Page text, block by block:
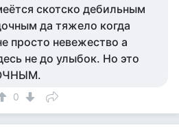
скотско дебильным
да тяжело когда
просто невежество а
не до улыбок. Но это
0